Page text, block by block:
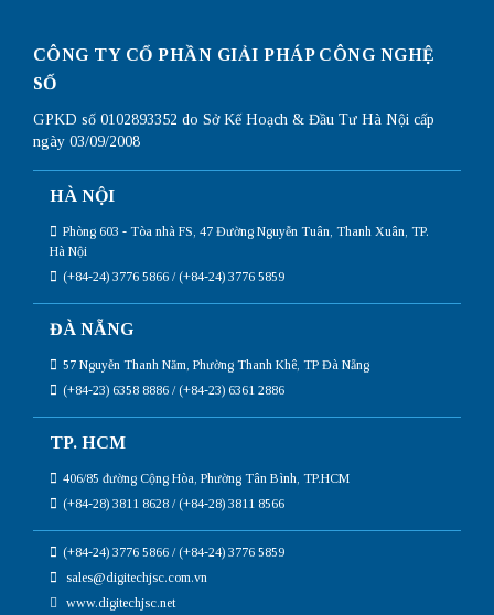
CÔNG TY CỔ PHẦN GIẢI PHÁP CÔNG NGHỆ
SỐ
GPKD số 0102893352 do Sở Kế Hoạch & Đầu Tư Hà Nội cấp
ngày 03/09/2008
HÀ NỘI
Phòng 603 - Tòa nhà FS, 47 Đường Nguyễn Tuân, Thanh Xuân, TP.
Hà Nội
(+84-24) 3776 5866 / (+84-24) 3776 5859
ĐÀ NẴNG
57 Nguyễn Thanh Năm, Phường Thanh Khê, TP Đà Nẵng
(+84-23) 6358 8886 / (+84-23) 6361 2886
TP. HCM
406/85 đường Cộng Hòa, Phường Tân Bình, TP.HCM
(+84-28) 3811 8628 / (+84-28) 3811 8566
(+84-24) 3776 5866 / (+84-24) 3776 5859
sales@digitechjsc.com.vn
www.digitechjsc.net